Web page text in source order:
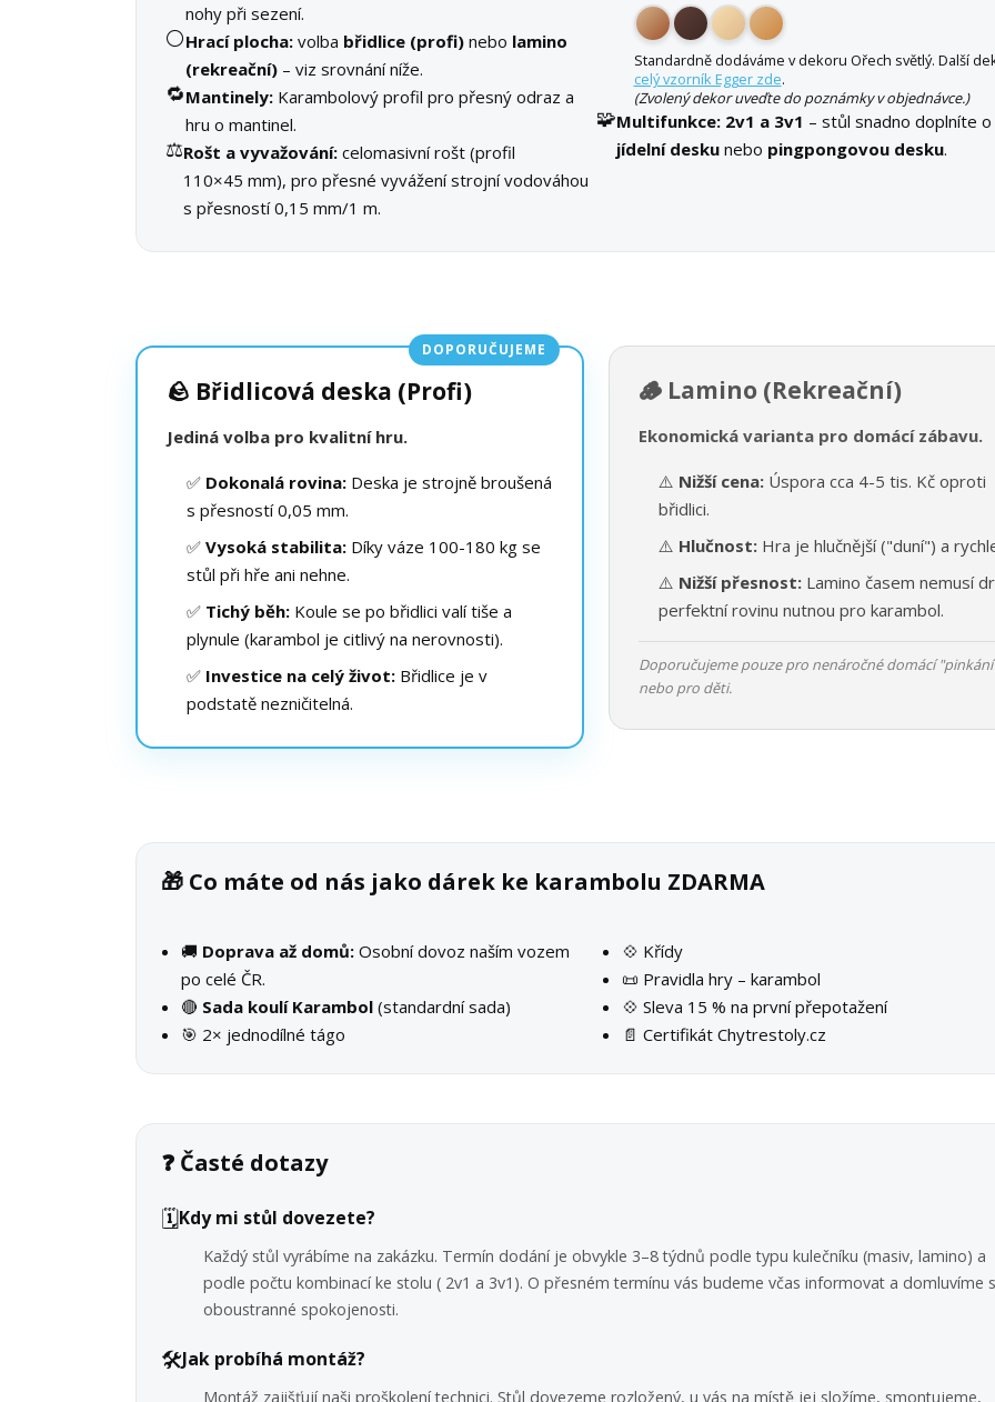
nohy při sezení.
⚪Hrací plocha: volba břidlice (profi) nebo lamino
(rekreační) – viz srovnání níže.
🔁Mantinely: Karambolový profil pro přesný odraz a
hru o mantinel.
⚖️Rošt a vyvažování: celomasivní rošt (profil
110×45 mm), pro přesné vyvážení strojní vodováhou
s přesností 0,15 mm/1 m.
Standardně dodáváme v dekoru Ořech světlý. Další
celý vzorník Egger zde.
(Zvolený dekor uveďte do poznámky v objednávce.)
🧩Multifunkce:2v1 a 3v1 – stůl snadno doplníte o
jídelní deskunebo pingpongovou desku.
DOPORUČUJEME
🪨 Břidlicová deska (Profi)
Jediná volba pro kvalitní hru.
✅ Dokonalá rovina: Deska je strojně broušená
s přesností 0,05 mm.
✅ Vysoká stabilita: Díky váze 100-180 kg se
stůl při hře ani nehne.
✅ Tichý běh: Koule se po břidlici valí tiše a
plynule (karambol je citlivý na nerovnosti).
✅ Investice na celý život: Břidlice je v
podstatě nezničitelná.
🪵 Lamino (Rekreační)
Ekonomická varianta pro domácí zábavu.
⚠️ Nižší cena:Úspora cca 4-5 tis. Kč oproti
břidlici.
⚠️ Hlučnost:Hra je hlučnější ("duní") a
⚠️ Nižší přesnost:Lamino časem nemusí
perfektní rovinu nutnou pro karambol.
Doporučujeme pouze pro nenáročné domácí
nebo pro děti.
🎁 Co máte od nás jako dárek ke karambolu ZDARMA
🚚 Doprava až domů: Osobní dovoz naším vozem
po celé ČR.
🔴 Sada koulí Karambol (standardní sada)
🎯 2× jednodílné tágo
💠 Křídy
📜 Pravidla hry – karambol
💠 Sleva 15 % na první přepotažení
📄 Certifikát Chytrestoly.cz
❓ Časté dotazy
🗓️Kdy mi stůl dovezete?
Každý stůl vyrábíme na zakázku. Termín dodání je obvykle 3–8 týdnů podle typu kulečníku (masiv, lamino) a
podle počtu kombinací ke stolu ( 2v1 a 3v1). O přesném termínu vás budeme včas informovat a domluvíme
oboustranné spokojenosti.
🛠️Jak probíhá montáž?
Montáž zajišťují naši proškolení technici. Stůl dovezeme rozložený, u vás na místě jej složíme, smontujeme,